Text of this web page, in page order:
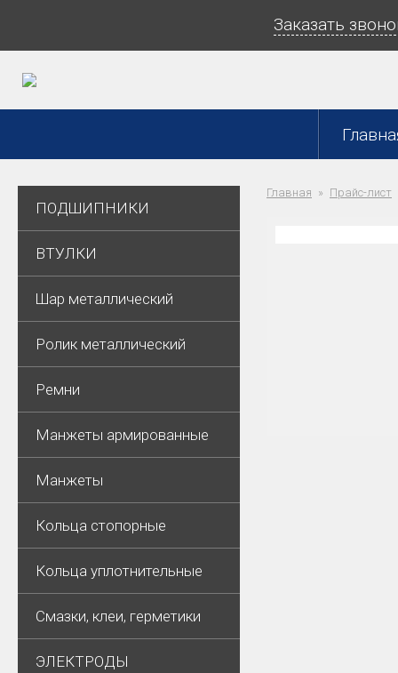
Заказать
ПОДШИПНИКИ
ВТУЛКИ
Шар металлический
Ролик металлический
Ремни
Манжеты армированные
Манжеты
Кольца стопорные
Кольца уплотнительные
Смазки, клеи, герметики
ЭЛЕКТРОДЫ
Главная Прайс-лист